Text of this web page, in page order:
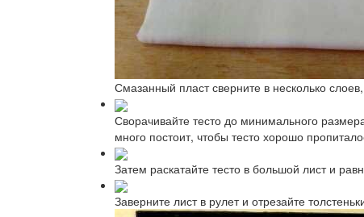
Смазанный пласт сверните в несколько
Сворачивайте тесто до минимального
много постоит, чтобы тесто хорошо
Затем раскатайте тесто в большой лист и
Заверните лист в рулет и отрезайте